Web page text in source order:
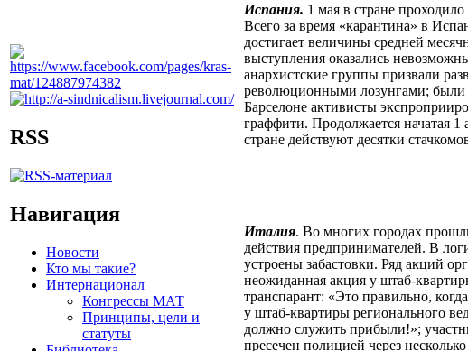
RSS
Навигация
Новости
Кто мы такие?
Интернационал
Конгрессы МАТ
Принципы, цели и
статуты
Испания. 1 мая в стране
Всего за время «карантина» в
достигает величины средней
выступления оказались
анархистские группы призвали
революционными лозунгами; были
Барселоне активисты
граффити. Продолжается начатая
стране действуют десятки
Италия. Во многих городах
действия предпринимателей. В
устроены забастовки. Ряд акций
неожиданная акция у штаб-
транспарант: «Это правильно,
у штаб-квартиры регионального
должно служить прибыли!»;
пресечен полицией через